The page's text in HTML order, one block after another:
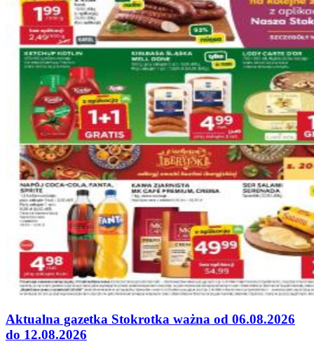
Aktualna gazetka Stokrotka ważna od 06.08.2026
do 12.08.2026